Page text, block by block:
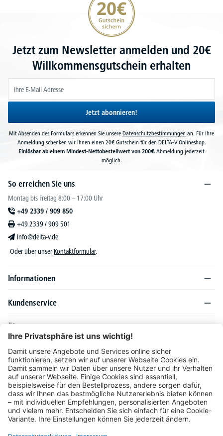
Jetzt zum Newsletter anmelden und 20€
Willkommensgutschein erhalten
Jetzt abonnieren!
Mit Absenden des Formulars erkennen Sie unsere Datenschutzbestimmungen an. Für Ihre
Anmeldung schenken wir Ihnen einen 20€ Gutschein für den DELTA-V Onlineshop.
Einlösbar ab einem Mindest-Nettobestellwert von 200€.Abmeldung jederzeit
möglich.
So erreichen Sie uns
Montag bis Freitag 8:00 – 17:00 Uhr
+49 2339 / 909 850
+49 2339 / 909 501
info@delta-v.de
Oder über unser Kontaktformular.
Informationen
Kundenservice
Über DELTA-V
Produktsortiment
Ratgeber
Folgen Sie uns auch auf